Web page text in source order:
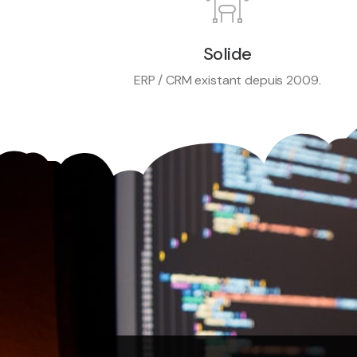
Solide
ERP / CRM existant depuis 2009.